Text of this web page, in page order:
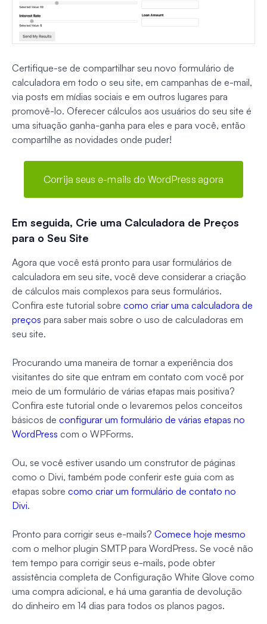
Certifique-se de compartilhar seu novo formulário de
calculadora em todo o seu site, em campanhas de e-mail,
via posts em mídias sociais e em outros lugares para
promovê-lo. Oferecer cálculos aos usuários do seu site é
uma situação ganha-ganha para eles e para você, então
compartilhe as novidades onde puder!
Corrija seus e-mails do WordPress agora
Em seguida, Crie uma Calculadora de Preços
para o Seu Site
Agora que você está pronto para usar formulários de
calculadora em seu site, você deve considerar a criação
de cálculos mais complexos para seus formulários.
Confira este tutorial sobre como criar uma calculadora de
preços para saber mais sobre o uso de calculadoras em
seu site.
Procurando uma maneira de tornar a experiência dos
visitantes do site que entram em contato com você por
meio de um formulário de várias etapas mais positiva?
Confira este tutorial onde o levaremos pelos conceitos
básicos de configurar um formulário de várias etapas no
WordPress com o WPForms.
Ou, se você estiver usando um construtor de páginas
como o Divi, também pode conferir este guia com as
etapas sobre como criar um formulário de contato no
Divi.
Pronto para corrigir seus e-mails? Comece hoje mesmo
com o melhor plugin SMTP para WordPress. Se você não
tem tempo para corrigir seus e-mails, pode obter
assistência completa de Configuração White Glove como
uma compra adicional, e há uma garantia de devolução
do dinheiro em 14 dias para todos os planos pagos.